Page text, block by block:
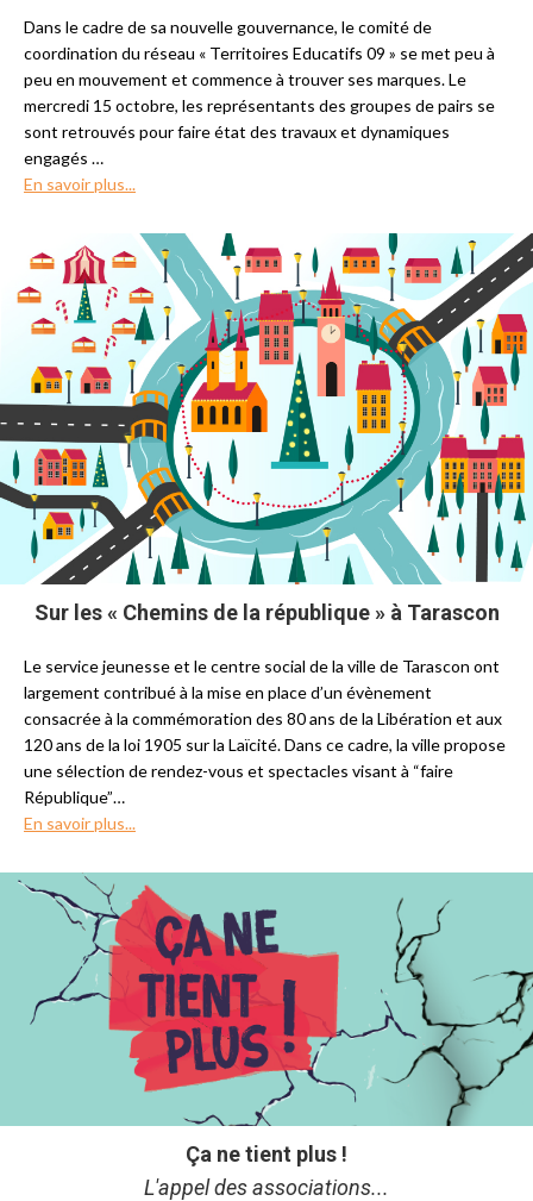
Dans le cadre de sa nouvelle gouvernance, le comité de
coordination du réseau « Territoires Educatifs 09 » se met peu à
peu en mouvement et commence à trouver ses marques. Le
mercredi 15 octobre, les représentants des groupes de pairs se
sont retrouvés pour faire état des travaux et dynamiques
engagés …
En savoir plus...
Sur les « Chemins de la république » à Tarascon
Le service jeunesse et le centre social de la ville de Tarascon ont
largement contribué à la mise en place d’un évènement
consacrée à la commémoration des 80 ans de la Libération et aux
120 ans de la loi 1905 sur la Laïcité.Dans ce cadre, la ville propose
une sélection de rendez-vous et spectacles visant à “faire
République”…
En savoir plus...
Ça ne tient plus !
L'appel des associations...